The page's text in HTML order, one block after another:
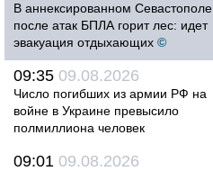
В аннексированном Севастополе
после атак БПЛА горит лес: идет
эвакуация отдыхающих ©
09:35 09.08.2026
Число погибших из армии РФ на
войне в Украине превысило
полмиллиона человек
09:01 09.08.2026